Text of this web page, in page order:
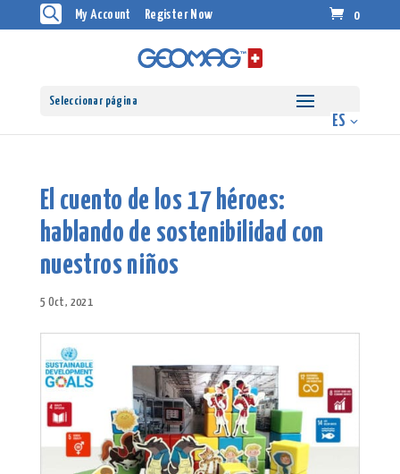
My Account Register Now 0
Seleccionar página
El cuento de los 17 héroes:
hablando de sostenibilidad con
nuestros niños
5 Oct, 2021